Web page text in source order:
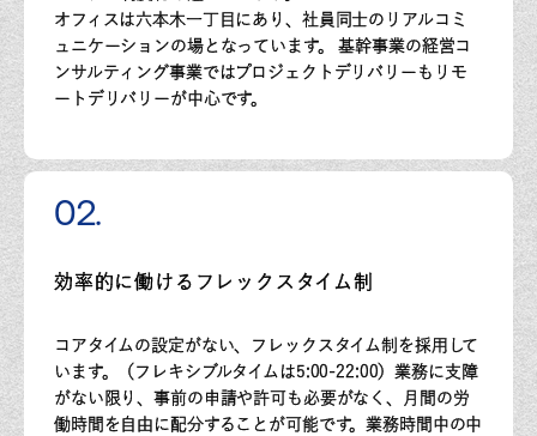
オフィスは六本木一丁目にあり、社員同士のリアルコミ
ュニケーションの場となっています。 基幹事業の経営コ
ンサルティング事業ではプロジェクトデリバリーもリモ
ートデリバリーが中心です。
02.
効率的に働けるフレックスタイム制
コアタイムの設定がない、フレックスタイム制を採用して
います。（フレキシブルタイムは5:00-22:00）業務に支障
がない限り、事前の申請や許可も必要がなく、月間の労
働時間を自由に配分することが可能です。業務時間中の中
産後パパ育休の取得も可能です。
介護休業
ことができます。
育児・介護への支援
対象家族1人につき5日/年、2人以上の場合は10日/年を限度として介
護休暇を取得することができます。
育児・介護期間中の時間外労働や深夜業等に対する規制を定め、短時
妊娠中の女性支援
母子保健法に基づく保健指導や診査を受ける際の通院は、就業時間内
に通院が可能であり、有給としています。
ストレスチェック制度
ストレスチェックとは
社員自身のストレスへの気付きや、ストレスへの対処の支援、職場環
境の改善を目的として、ストレスチェックを年に一度実施していま
度構築に繋げていきます。
※結果により医師の面談が必要と診断された場合は、本人の希望で医
コミュニケーション費とは
社員同士の繋がりを深めることによる働く環境の充実やイノベーショ
ンの創出を目的とし、懇親会の費用を経費で一部負担する補助制度で
ケーションの創出に繋がっています。